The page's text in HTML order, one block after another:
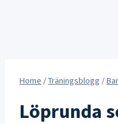
Home /Träningsblogg /
Löprunda